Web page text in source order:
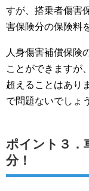
すが、搭乗者傷害
害保険分の保険料
人身傷害補償保険
ことができますが
超えることはあり
で問題ないでしょ
ポイント３．
分！